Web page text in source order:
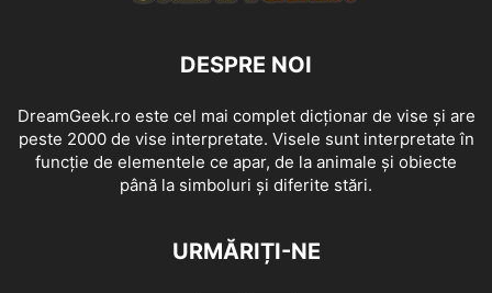
DESPRE NOI
DreamGeek.ro este cel mai complet dicționar de vise și are
peste 2000 de vise interpretate. Visele sunt interpretate în
funcție de elementele ce apar, de la animale și obiecte
până la simboluri și diferite stări.
URMĂRIȚI-NE